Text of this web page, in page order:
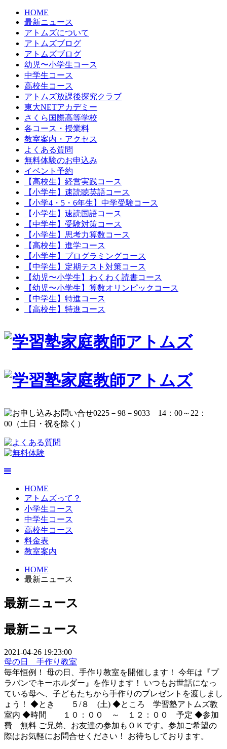
HOME
最新ニュース
アトムズについて
アトムズブログ
アトムズブログ
幼児〜小学生コース
中学生コース
高校生コース
アトムズ放課後探究クラブ
東大NETアカデミー
さくら国際高等学校
各コース・授業料
教室案内・アクセス
よくある質問
無料体験のお申込み
イベント予約
【高校生】経営実践コース
【小学生】速読聴英語コース
【小学4・5・6年生】中学受験コース
【小学生】速読国語コース
【中学生】受験対策コース
【小学生】思考力算数コース
【高校生】進学コース
【小学生】プログラミングコース
【中学生】定期テスト対策コース
【幼児〜小学生】わくわく読書コース
【幼児〜小学生】算数オリンピックコース
【中学生】特進コース
【高校生】特進コース
HOME
アトムズって？
小学生コース
中学生コース
高校生コース
料金表
教室案内
HOME
最新ニュース
最新ニュース
最新ニュース
2021-04-26 19:23:00
母の日 手作り教室
毎年恒例！ 母の日、手作り教室を開催します！ 今年は『プ
ラバンでキーホルダー』を作ります！ いつもお世話になっ
ている母へ、子どもたちから手作りのプレゼントを渡しまし
ょう！ ◆とき ５/８ (土) ◆ところ 学習塾アトムズ教
室内 ◆時間 １０：００ ～ １２：００ 予定 ◆参加
費 無料 ご兄弟、お友達の参加もＯＫです。参加ご希望の
際はお気軽にお問合せください！ お待ちしております。